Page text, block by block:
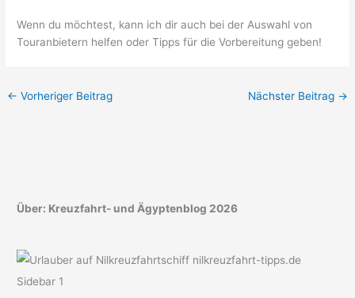
Wenn du möchtest, kann ich dir auch bei der Auswahl von
Touranbietern helfen oder Tipps für die Vorbereitung geben!
← Vorheriger Beitrag Nächster Beitrag →
Über: Kreuzfahrt- und Ägyptenblog 2026